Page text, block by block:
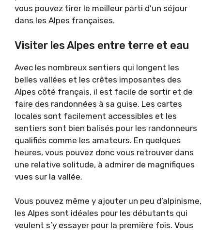
vous pouvez tirer le meilleur parti d’un séjour
dans les Alpes françaises.
Visiter les Alpes entre terre et eau
Avec les nombreux sentiers qui longent les
belles vallées et les crêtes imposantes des
Alpes côté français, il est facile de sortir et de
faire des randonnées à sa guise. Les cartes
locales sont facilement accessibles et les
sentiers sont bien balisés pour les randonneurs
qualifiés comme les amateurs. En quelques
heures, vous pouvez donc vous retrouver dans
une relative solitude, à admirer de magnifiques
vues sur la vallée.
Vous pouvez même y ajouter un peu d’alpinisme,
les Alpes sont idéales pour les débutants qui
veulent s’y essayer pour la première fois. Vous